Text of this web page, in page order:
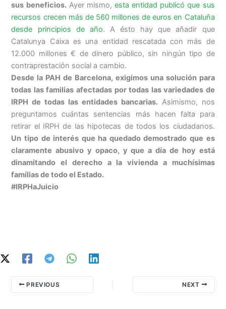
sus beneficios.Ayer mismo,esta entidad publicó que sus
recursos crecen más de 560 millones de euros en Cataluña
desde principios de año. A ésto hay que añadir que
Catalunya Caixa es una entidad rescatada con más de
12.000 millones € de dinero público, sin ningún tipo de
contraprestación social a cambio.
Desde la PAH de Barcelona, exigimos una solución para
todas las familias afectadas por todas las variedades de
IRPH de todas las entidades bancarias.Asimismo, nos
preguntamos cuántas sentencias más hacen falta para
retirar el IRPH de las hipotecas de todos los ciudadanos.
Un tipo de interés que ha quedado demostrado que es
claramente abusivo y opaco, y que a día de hoy está
dinamitando el derecho a la vivienda a muchísimas
famílias de todo el Estado.
#IRPHaJuicio
PREVIOUS NEXT